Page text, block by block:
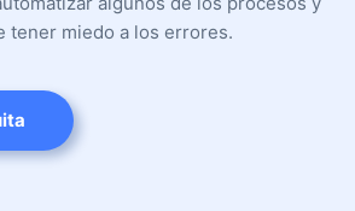
tener miedo a los errores.